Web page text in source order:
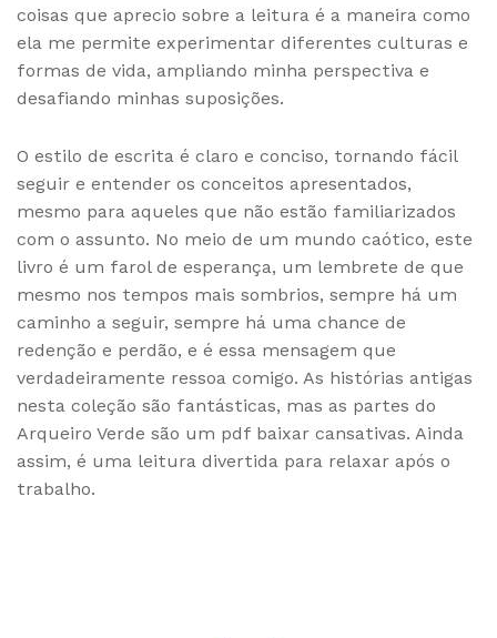
coisas que aprecio sobre a leitura é a maneira como
ela me permite experimentar diferentes culturas e
formas de vida, ampliando minha perspectiva e
desafiando minhas suposições.
O estilo de escrita é claro e conciso, tornando fácil
seguir e entender os conceitos apresentados,
mesmo para aqueles que não estão familiarizados
com o assunto. No meio de um mundo caótico, este
livro é um farol de esperança, um lembrete de que
mesmo nos tempos mais sombrios, sempre há um
caminho a seguir, sempre há uma chance de
redenção e perdão, e é essa mensagem que
verdadeiramente ressoa comigo. As histórias antigas
nesta coleção são fantásticas, mas as partes do
Arqueiro Verde são um pdf baixar cansativas. Ainda
assim, é uma leitura divertida para relaxar após o
trabalho.